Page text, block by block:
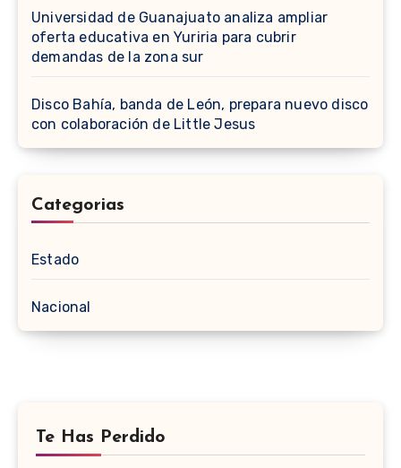
Universidad de Guanajuato analiza ampliar
oferta educativa en Yuriria para cubrir
demandas de la zona sur
Disco Bahía, banda de León, prepara nuevo disco
con colaboración de Little Jesus
Categorias
Estado
Nacional
Te Has Perdido